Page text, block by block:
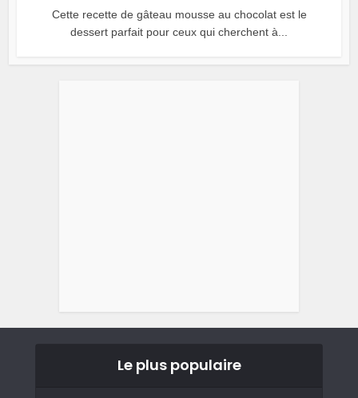
Cette recette de gâteau mousse au chocolat est le
dessert parfait pour ceux qui cherchent à...
Le plus populaire